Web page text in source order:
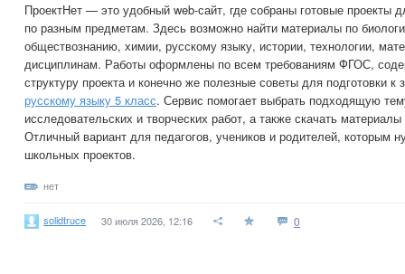
ПроектНет — это удобный web-сайт, где собраны готовые проекты
по разным предметам. Здесь возможно найти материалы по
обществознанию, химии, русскому языку, истории, технологии,
дисциплинам. Работы оформлены по всем требованиям ФГОС,
структуру проекта и конечно же полезные советы для подготовки
русскому языку 5 класс. Сервис помогает выбрать подходящую
исследовательских и творческих работ, а также скачать
Отличный вариант для педагогов, учеников и родителей, которым
школьных проектов.
нет
solidtruce 30 июля 2026, 12:16 0